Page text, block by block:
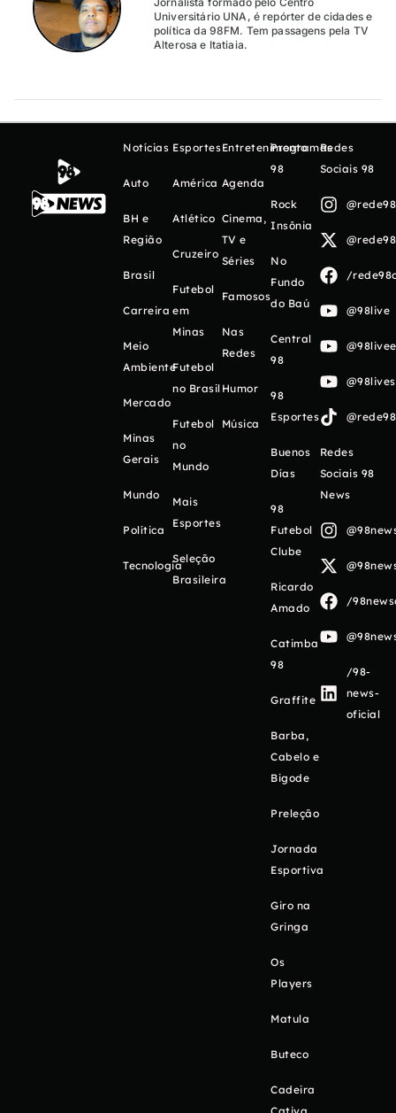
Universitário UNA, é repórter de cidades e
política da 98FM. Tem passagens pela TV
Alterosa e Itatiaia.
Notícias
Auto
BH e
Região
Brasil
Carreira
Meio
Ambiente
Mercado
Minas
Gerais
Mundo
Política
Tecnologia
Esportes
América
Atlético
Cruzeiro
Futebol
em
Minas
Futebol
no Brasil
Futebol
no
Mundo
Mais
Esportes
Seleção
Brasileira
Entretenimento
Agenda
Cinema,
TV e
Séries
Famosos
Nas
Redes
Humor
Música
Programas
98
Rock
Insônia
No
Fundo
do Baú
Central
98
98
Esportes
Buenos
Días
98
Futebol
Clube
Ricardo
Amado
Catimba
98
Graffite
Barba,
Cabelo e
Bigode
Preleção
Jornada
Esportiva
Giro na
Gringa
Os
Players
Matula
Buteco
Cadeira
Redes
Sociais 98
/
@98live
Redes
Sociais 98
News
/
/98-
news-
oficial